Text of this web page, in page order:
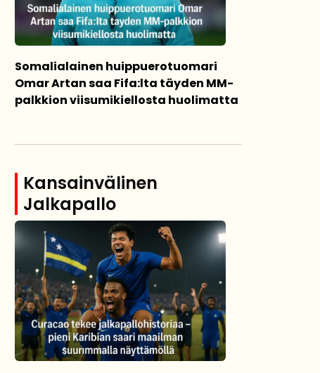
Somalialainen huippuerotuomari
Omar Artan saa Fifa:lta täyden MM-
palkkion viisumikiellosta huolimatta
Kansainvälinen
Jalkapallo